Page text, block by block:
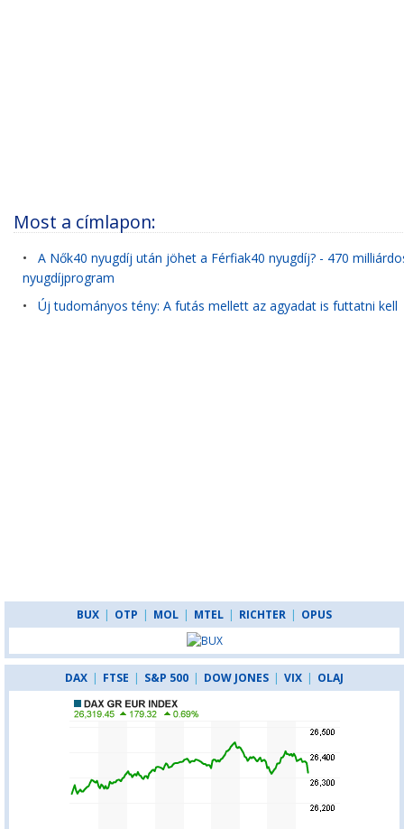
Most a címlapon:
• A Nők40 nyugdíj után jöhet a Férfiak40 nyugdíj? - 470
nyugdíjprogram
• Új tudományos tény: A futás mellett az agyadat is futtatni kell
BUX | OTP | MOL | MTEL | RICHTER | OPUS
DAX | FTSE | S&P 500 | DOW JONES | VIX | OLAJ